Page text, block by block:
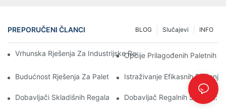
PREPORUČENI ČLANCI INFO
Slučajevi
BLOG
Vrhunska Rješenja Za Industrijske Regale Za Efikasno
Opcije Prilagođenih Paletnih
Budućnost Rješenja Za Paletne Regale: Trendovi I Inovacije
Istraživanje Efikasnih
Dobavljači Skladišnih Regala: Na Šta Treba Obratiti Pažnju
Dobavljač Regalnih Sistema: